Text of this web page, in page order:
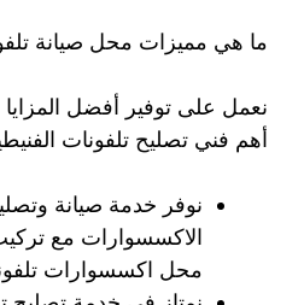
ما هي مميزات محل صيانة
نعمل على توفير أفضل
أهم فني تصليح تلفونات
نوفر خدمة صيانة
الاكسسوارات مع
محل اكسسوارات